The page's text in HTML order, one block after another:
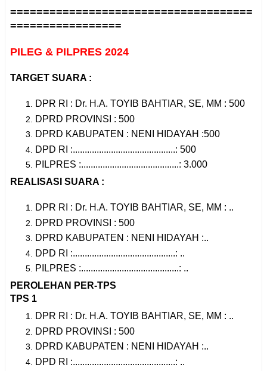
=====================================
=================
PILEG & PILPRES 2024
TARGET SUARA :
DPR RI : Dr. H.A. TOYIB BAHTIAR, SE, MM : 500
DPRD PROVINSI : 500
DPRD KABUPATEN : NENI HIDAYAH :500
DPD RI :...........................................: 500
PILPRES :.........................................: 3.000
REALISASI SUARA :
DPR RI : Dr. H.A. TOYIB BAHTIAR, SE, MM : ..
DPRD PROVINSI : 500
DPRD KABUPATEN : NENI HIDAYAH :..
DPD RI :...........................................: ..
PILPRES :.........................................: ..
PEROLEHAN PER-TPS
TPS 1
DPR RI : Dr. H.A. TOYIB BAHTIAR, SE, MM : ..
DPRD PROVINSI : 500
DPRD KABUPATEN : NENI HIDAYAH :..
DPD RI :...........................................: ..